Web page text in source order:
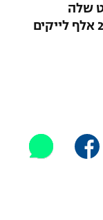
שלה
מהאצטדיון צבר במהירות קרוב ל-20 אלף לייקים